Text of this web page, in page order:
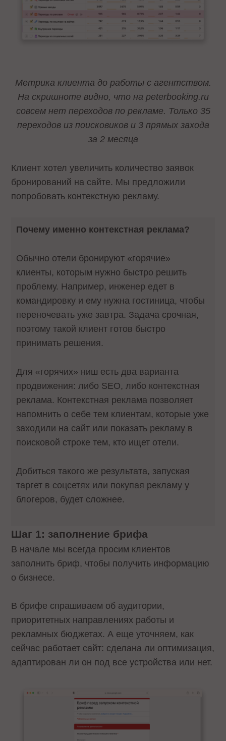
Метрика клиента до работы с агентством.
На скришноте видно, что на peterbooking.ru
совсем нет переходов по рекламе. Только 35
переходов из поисковиков и 3 прямых захода
за 2 месяца
Клиент хотел увеличить количество заявок
бронирований на сайте. Мы предложили
попробовать контекстную рекламу.
Почему именно контекстная реклама?
Обычно отели бронируют «горячие»
клиенты, которым нужно быстро решить
проблему. Например, инженер едет в
командировку и ему нужна гостиница, чтобы
переночевать уже завтра. Задача срочная,
поэтому такой клиент готов быстро
принимать решения.
Для «горячих» ниш есть два варианта
продвижения: либо SEO, либо контекстная
реклама. Контекстная реклама позволяет
напомнить о себе тем клиентам, которые уже
заходили на сайт или показать рекламу в
поисковой строке тем, кто ищет отели.
Добиться такого же результата, запуская
таргет в соцсетях или покупая рекламу у
блогеров, будет сложнее.
Шаг 1: заполнение брифа
В начале мы всегда просим клиентов
заполнить бриф, чтобы получить информацию
о бизнесе.
В брифе спрашиваем об аудитории,
приоритетных направлениях работы и
рекламных бюджетах. А еще уточняем, как
сейчас работает сайт: сделана ли оптимизация,
адаптирован ли он под все устройства или нет.